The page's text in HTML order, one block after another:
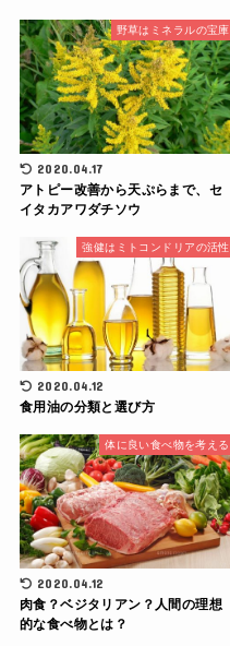
野草はミネラルの宝庫
2020.04.17
アトピー改善から天ぷらまで、セ
イタカアワダチソウ
強健はミトコンドリアの活性
2020.04.12
食用油の分類と選び方
体に良い食べ物を考える
2020.04.12
肉食？ベジタリアン？人間の理想
的な食べ物とは？